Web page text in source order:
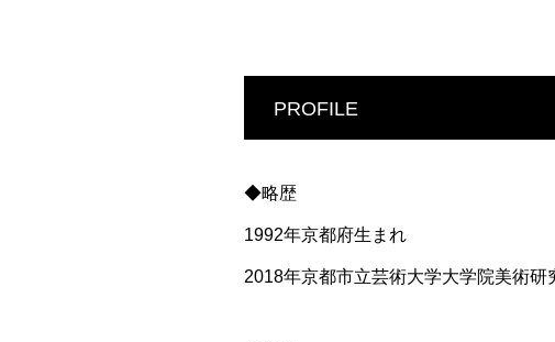
PROFILE
◆略歴
1992年京都府生まれ
2018年京都市立芸術大学大学院美術研